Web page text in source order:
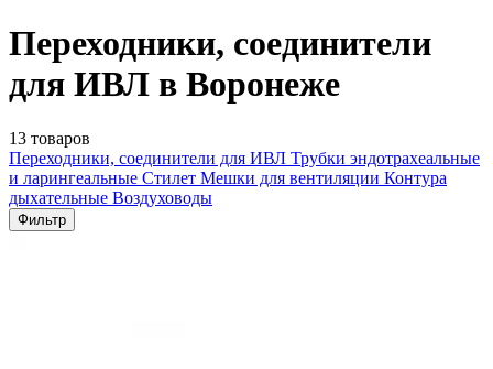
Переходники, соединители
для ИВЛ в Воронеже
13 товаров
Переходники, соединители для ИВЛ Трубки эндотрахеальные
и ларингеальные Стилет Мешки для вентиляции Контура
дыхательные Воздуховоды
Фильтр